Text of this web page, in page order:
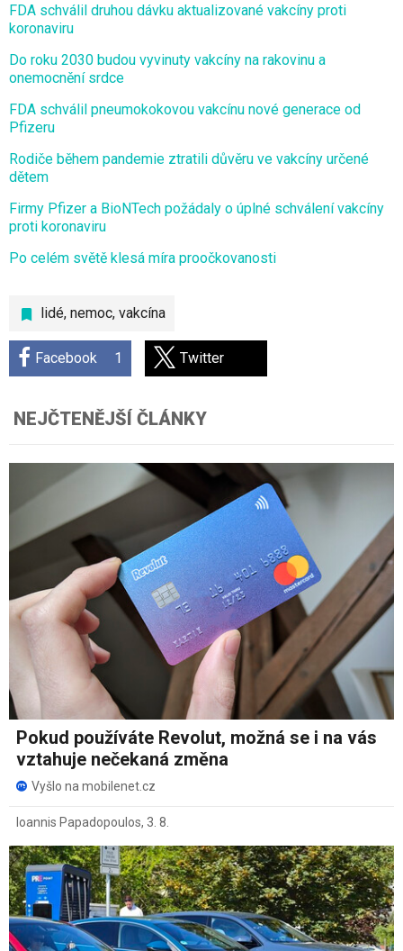
lidé, nemoc, vakcína
Facebook 1 Twitter
FDA schválil druhou dávku aktualizované vakcíny proti
koronaviru
Do roku 2030 budou vyvinuty vakcíny na rakovinu a
onemocnění srdce
FDA schválil pneumokokovou vakcínu nové generace od
Pfizeru
Rodiče během pandemie ztratili důvěru ve vakcíny určené
dětem
Firmy Pfizer a BioNTech požádaly o úplné schválení vakcíny
proti koronaviru
Po celém světě klesá míra proočkovanosti
NEJČTENĚJŠÍ ČLÁNKY
Pokud používáte Revolut, možná se i na vás
vztahuje nečekaná změna
Vyšlo na mobilenet.cz
Ioannis Papadopoulos, 3. 8.